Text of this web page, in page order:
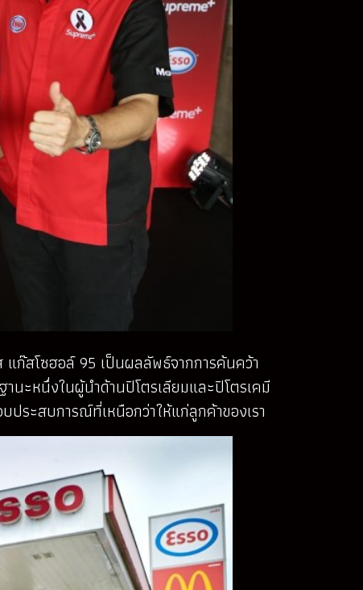
ก๊สโซฮอล์ 95 เป็นผลลัพธ์จากการค้นคว้า
นะหนึ่งในผู้นำด้านปิโตรเลียมและปิโตรเคมี
ระสบการณ์ที่เหนือกว่าให้แก่ลูกค้าของเรา